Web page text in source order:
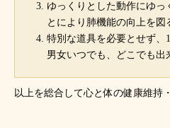
ゆっくりとした動作にゆっ
とにより肺機能の向上を図
特別な道具を必要とせず、
男女いつでも、どこでも出
以上を総合して心と体の健康維持